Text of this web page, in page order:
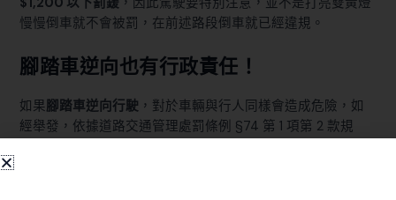
慢慢倒車就不會被罰，在前述路段倒車就已經違規。
腳踏車逆向也有行政責任！
如果腳踏車逆向行駛 ，對於車輛與行人同樣會造成危險，如
經舉發，依據道路交通管理處罰條例 §74 第 1 項第 2 款規